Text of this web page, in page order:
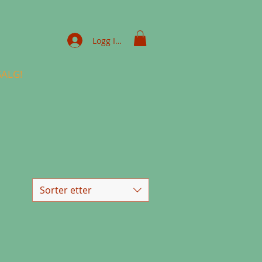
Logg Inn
Sorter etter